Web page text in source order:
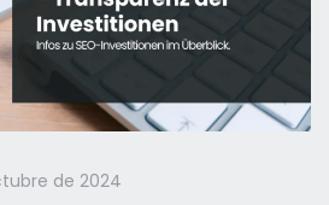
de 2024